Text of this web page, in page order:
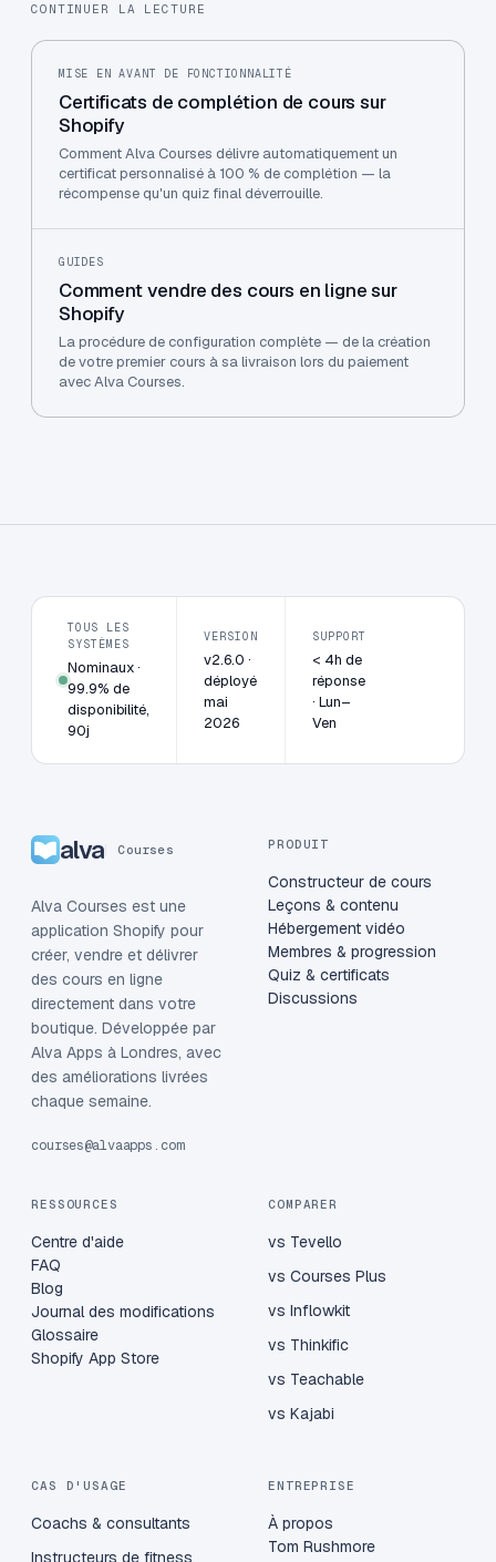
CONTINUER LA LECTURE
MISE EN AVANT DE FONCTIONNALITÉ
Certificats de complétion de cours sur
Shopify
Comment Alva Courses délivre automatiquement un
certificat personnalisé à 100 % de complétion — la
récompense qu'un quiz final déverrouille.
GUIDES
Comment vendre des cours en ligne sur
Shopify
La procédure de configuration complète — de la création
de votre premier cours à sa livraison lors du paiement
avec Alva Courses.
TOUS LES
SYSTÈMES
Nominaux ·
99.9% de
disponibilité,
90j
VERSION
v2.6.0 ·
déployé
mai
2026
SUPPORT
< 4h de
réponse
· Lun–
Ven
alva Courses
Alva Courses est une
application Shopify pour
créer, vendre et délivrer
des cours en ligne
directement dans votre
boutique. Développée par
Alva Apps à Londres, avec
des améliorations livrées
chaque semaine.
courses@alvaapps.com
PRODUIT
Constructeur de cours
Leçons & contenu
Hébergement vidéo
Membres & progression
Quiz & certificats
Discussions
RESSOURCES
Centre d'aide
FAQ
Blog
Journal des modifications
Glossaire
Shopify App Store
COMPARER
vs Tevello
vs Courses Plus
vs Inflowkit
vs Thinkific
vs Teachable
vs Kajabi
CAS D'USAGE
Coachs & consultants
Instructeurs de fitness
ENTREPRISE
À propos
Tom Rushmore